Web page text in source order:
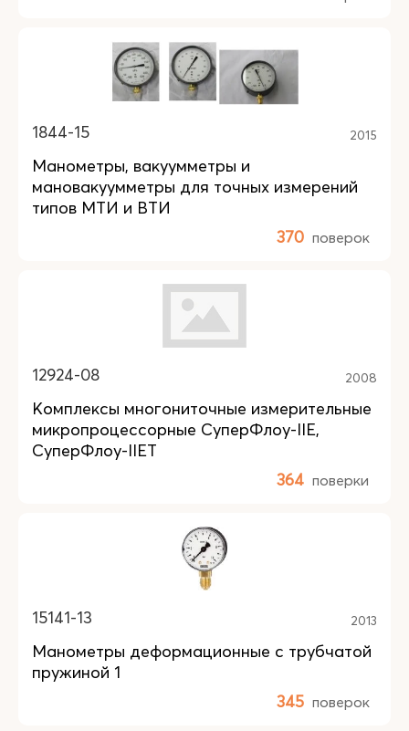
1844-15 2015
Манометры, вакуумметры и
мановакуумметры для точных измерений
типов МТИ и ВТИ
370 поверок
12924-08 2008
Комплексы многониточные измерительные
микропроцессорные СуперФлоу-IIE,
СуперФлоу-IIET
364 поверки
15141-13 2013
Манометры деформационные с трубчатой
пружиной 1
345 поверок